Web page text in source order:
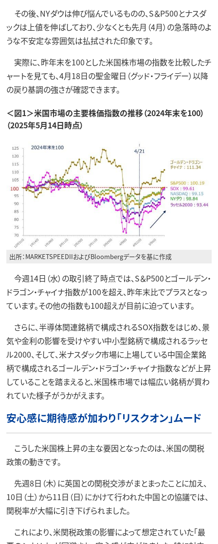
その後、NYダウは伸び悩んでいるものの、S＆P500とナスダ
ックは上値を伸ばしており、少なくとも先月（4月）の急落時のよ
うな不安定な雰囲気は払拭された印象です。
実際に、昨年末を100とした米国株市場の指数を比較したチ
ャートを見ても、4月18日の聖金曜日（グッド・フライデー）以降
の戻り基調の強さが確認できます。
＜図1＞米国市場の主要株価指数の推移（2024年末を100）
（2025年5月14日時点）
出所：MARKETSPEEDIIおよびBloombergデータを基に作成
今週14日（水）の取引終了時点では、S＆P500とゴールデン・
ドラゴン・チャイナ指数が100を超え、昨年末比でプラスとなっ
ています。その他の指数も100超えが目前に迫っています。
さらに、半導体関連銘柄で構成されるSOX指数をはじめ、景
気や金利の影響を受けやすい中小型銘柄で構成されるラッセ
ル2000、そして、米ナスダック市場に上場している中国企業銘
柄で構成されるゴールデン・ドラゴン・チャイナ指数などが上昇
していることを踏まえると、米国株市場では幅広い銘柄が買わ
れていた様子がうかがえます。
安心感に期待感が加わり「リスクオン」ムード
こうした米国株上昇の主な要因となったのは、米国の関税
政策の動きです。
先週8日（木）に英国との関税交渉がまとまったことに加え、
10日（土）から11日（日）にかけて行われた中国との協議では、
関税率が大幅に引き下げられました。
これにより、米関税政策の影響によって想定されていた「最